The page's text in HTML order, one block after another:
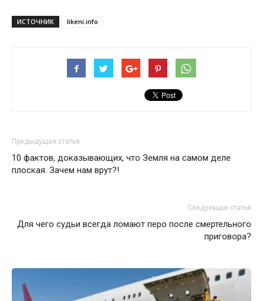
ИСТОЧНИК likeni.info
Предыдущая статья
10 фактов, доказывающих, что Земля на самом деле
плоская. Зачем нам врут?!
Следующая статья
Для чего судьи всегда ломают перо после смертельного
приговора?